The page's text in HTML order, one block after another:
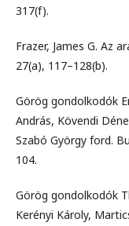
317(f).
Frazer, James G. Az
27(a), 117–128(b).
Görög gondolkodók
András, Kövendi
Szabó György ford.
104.
Görög gondolkodók
Kerényi Károly,